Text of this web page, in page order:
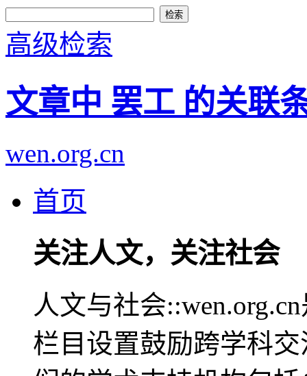
高级检索
文章中 罢工 的关联
wen.org.cn
首页
关注人文，关注社会
人文与社会
栏目设置鼓励跨学科